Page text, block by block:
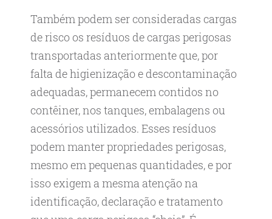
Também podem ser consideradas cargas
de risco os resíduos de cargas perigosas
transportadas anteriormente que, por
falta de higienização e descontaminação
adequadas, permanecem contidos no
contêiner, nos tanques, embalagens ou
acessórios utilizados. Esses resíduos
podem manter propriedades perigosas,
mesmo em pequenas quantidades, e por
isso exigem a mesma atenção na
identificação, declaração e tratamento